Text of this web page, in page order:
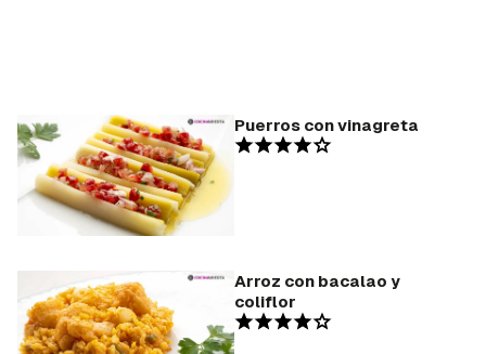
Puerros con vinagreta
Arroz con bacalao y
coliflor